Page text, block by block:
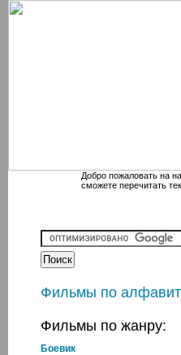
Добро пожаловать на
сможете перечитать
Фильмы по
Фильмы по жанру:
Боевик